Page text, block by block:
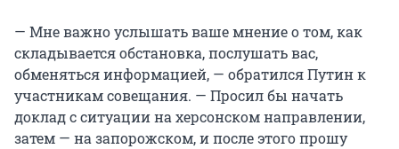
— Мне важно услышать ваше мнение о том, как
складывается обстановка, послушать вас,
обменяться информацией, — обратился Путин к
участникам совещания. — Просил бы начать
доклад с ситуации на херсонском направлении,
затем — на запорожском, и после этого прошу